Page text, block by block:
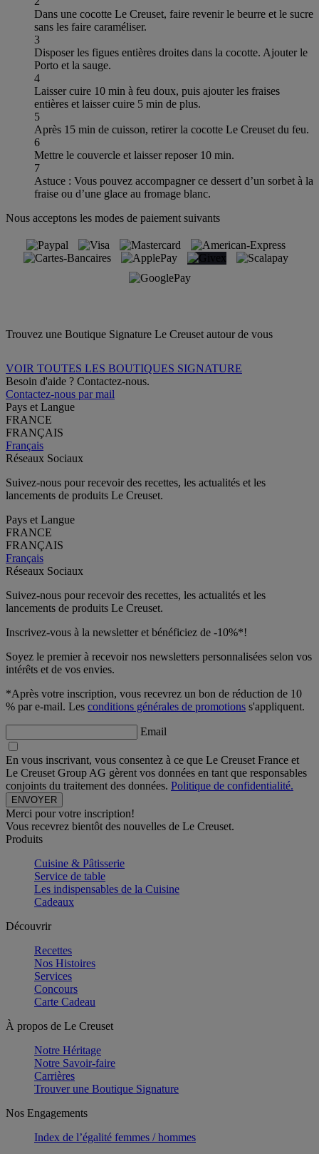
Dans une cocotte Le Creuset, faire revenir le beurre et le sucre
sans les faire caraméliser.
3
Disposer les figues entières droites dans la cocotte. Ajouter le
Porto et la sauge.
4
Laisser cuire 10 min à feu doux, puis ajouter les fraises
entières et laisser cuire 5 min de plus.
5
Après 15 min de cuisson, retirer la cocotte Le Creuset du feu.
6
Mettre le couvercle et laisser reposer 10 min.
7
Astuce : Vous pouvez accompagner ce dessert d’un sorbet à la
fraise ou d’une glace au fromage blanc.
Nous acceptons les modes de paiement suivants
Trouvez une Boutique Signature Le Creuset autour de vous
VOIR TOUTES LES BOUTIQUES SIGNATURE
Besoin d'aide ? Contactez-nous.
Contactez-nous par mail
Pays et Langue
FRANCE
FRANÇAIS
Français
Réseaux Sociaux
Suivez-nous pour recevoir des recettes, les actualités et les
lancements de produits Le Creuset.
Pays et Langue
FRANCE
FRANÇAIS
Français
Réseaux Sociaux
Suivez-nous pour recevoir des recettes, les actualités et les
lancements de produits Le Creuset.
Inscrivez-vous à la newsletter et bénéficiez de -10%*!
Soyez le premier à recevoir nos newsletters personnalisées selon vos
intérêts et de vos envies.
*Après votre inscription, vous recevrez un bon de réduction de 10
% par e-mail. Les conditions générales de promotions s'appliquent.
Email
En vous inscrivant, vous consentez à ce que Le Creuset France et
Le Creuset Group AG gèrent vos données en tant que responsables
conjoints du traitement des données. Politique de confidentialité.
Merci pour votre inscription!
Vous recevrez bientôt des nouvelles de Le Creuset.
Produits
Cuisine & Pâtisserie
Service de table
Les indispensables de la Cuisine
Cadeaux
Découvrir
Recettes
Nos Histoires
Services
Concours
Carte Cadeau
À propos de Le Creuset
Notre Héritage
Notre Savoir-faire
Carrières
Trouver une Boutique Signature
Nos Engagements
Index de l’égalité femmes / hommes